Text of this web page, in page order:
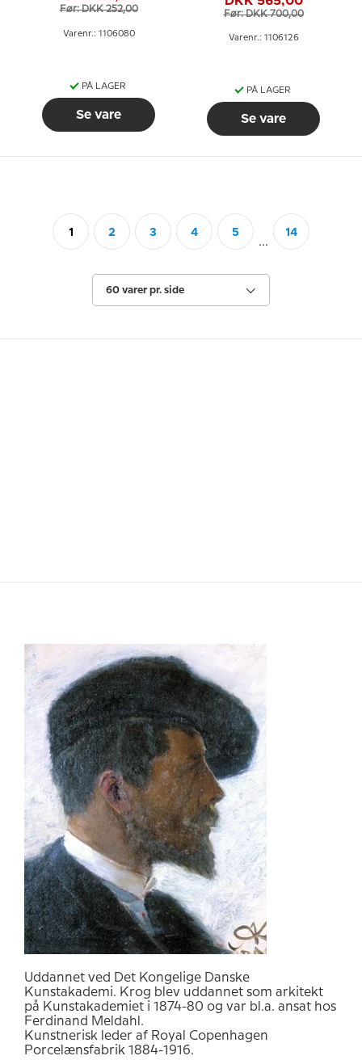
Før: DKK 252,00
Varenr.: 1106080
PÅ LAGER
Se vare
Copenhagen
Før: DKK 700,00
Varenr.: 1106126
PÅ LAGER
Se vare
1 2 3 4 5
...
14
60 varer pr. side
Uddannet ved Det Kongelige Danske
Kunstakademi. Krog blev uddannet som arkitekt
på Kunstakademiet i 1874-80 og var bl.a. ansat hos
Ferdinand Meldahl.
Kunstnerisk leder af Royal Copenhagen
Porcelænsfabrik 1884-1916.